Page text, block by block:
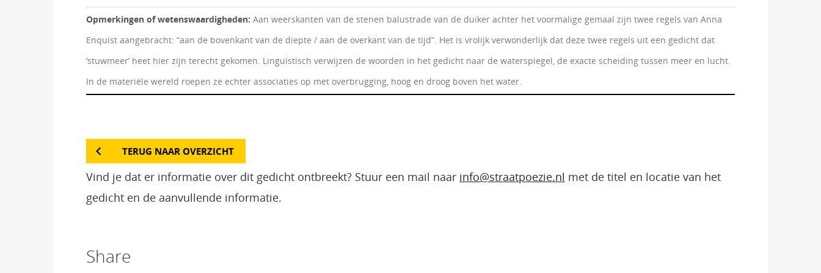
Opmerkingen of wetenswaardigheden: Aan weerskanten van de stenen balustrade van de duiker achter het voormalige gemaal zijn twee regels van Anna
Enquist aangebracht: “aan de bovenkant van de diepte / aan de overkant van de tijd”. Het is vrolijk verwonderlijk dat deze twee regels uit een gedicht dat
‘stuwmeer’ heet hier zijn terecht gekomen. Linguïstisch verwijzen de woorden in het gedicht naar de waterspiegel, de exacte scheiding tussen meer en lucht.
In de materiële wereld roepen ze echter associaties op met overbrugging, hoog en droog boven het water.
TERUG NAAR OVERZICHT
Vind je dat er informatie over dit gedicht ontbreekt? Stuur een mail naar info@straatpoezie.nl met de titel en locatie van het
gedicht en de aanvullende informatie.
Share